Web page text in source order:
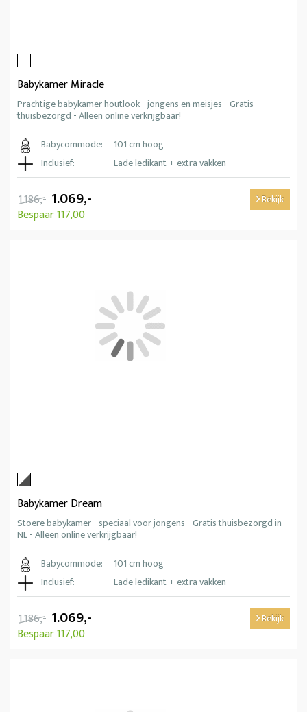
Babykamer Miracle
Prachtige babykamer houtlook - jongens en meisjes - Gratis
thuisbezorgd - Alleen online verkrijgbaar!
Babycommode:
101 cm hoog
Inclusief:
Lade ledikant + extra vakken
1.186,- 1.069,-
Bespaar 117,00
Bekijk
Babykamer Dream
Stoere babykamer - speciaal voor jongens - Gratis thuisbezorgd in
NL - Alleen online verkrijgbaar!
Babycommode:
101 cm hoog
Inclusief:
Lade ledikant + extra vakken
1.186,- 1.069,-
Bespaar 117,00
Bekijk